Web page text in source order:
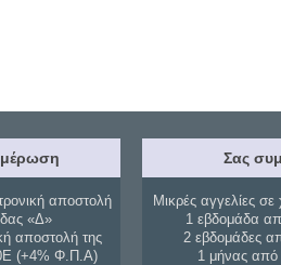
αποστολή
«Δ»
αποστολή της
(+4% Φ.Π.Α)
Σας
Μικρές αγγελίες σε
1 εβδομάδα
2 εβδομάδες
1 μήνας